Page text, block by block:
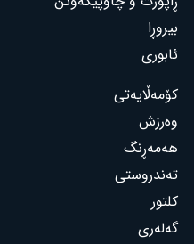
بیروڕا
ئابوری
کۆمەڵایەتی
وەرزش
هەمەڕنگ
تەندروستی
کلتور
گەلەری